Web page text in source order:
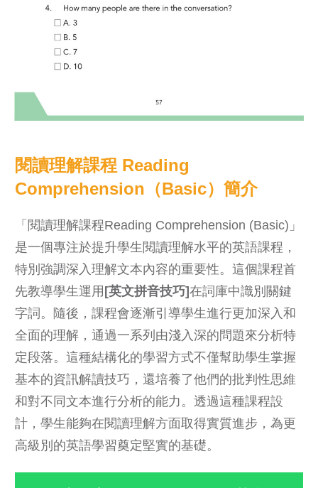
閱讀理解課程 Reading
Comprehension（Basic）簡介
「閱讀理解課程Reading Comprehension (Basic)」
是一個專注於提升學生閱讀理解水平的英語課程，
特別強調深入理解文本內容的重要性。這個課程首
先教導學生運用 [英文拼音技巧]在詞庫中識別關鍵
字詞。隨後，課程會逐漸引導學生進行更加深入和
全面的理解，通過一系列由淺入深的問題來分析特
定段落。這種結構化的學習方式不僅幫助學生掌握
基本的資訊解讀技巧，還培養了他們的批判性思維
和對不同文本進行分析的能力。透過這種課程設
計，學生能夠在閱讀理解方面取得實質進步，為更
高級別的英語學習奠定堅實的基礎。